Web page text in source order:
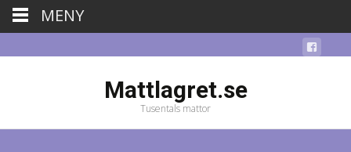
Mattlagret.se
Tusentals mattor
MENY